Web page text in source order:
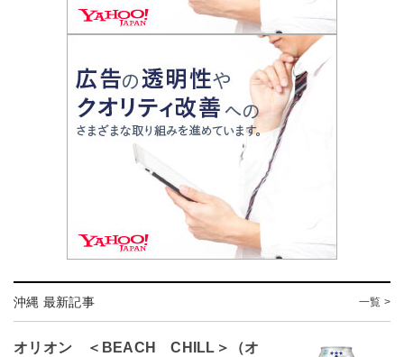
沖縄 最新記事 一覧 >
オリオン ＜BEACH CHILL＞（オ